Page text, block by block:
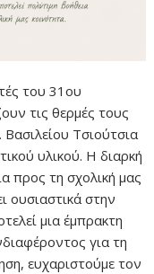
του 31ου
τις θερμές τους
Τσιούτσια
υλικού. H διαρκή
προς τη σχολική μας
ουσιαστικά στην
μια έμπρακτη
για τη
ευχαριστούμε τον